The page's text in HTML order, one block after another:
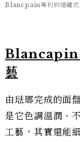
Blancpain專利的隱藏式
Blancapin
藝
由琺瑯完成的面
是它色調溫潤、
工藝，其實還能